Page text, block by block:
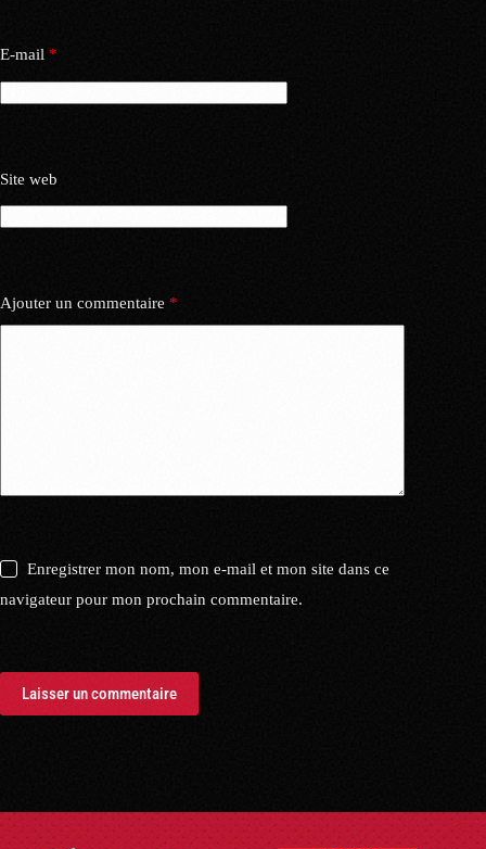
E-mail *
Site web
Ajouter un commentaire *
Enregistrer mon nom, mon e-mail et mon site dans ce
navigateur pour mon prochain commentaire.
Laisser un commentaire